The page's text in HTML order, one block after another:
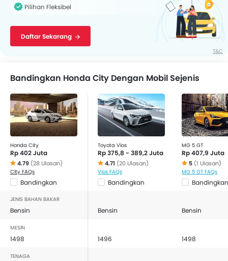
Pilihan Fleksibel
Daftar Sekarang
T&C
Bandingkan Honda City Dengan Mobil Sejenis
Honda City
Rp 402 Juta
4.79 (28 Ulasan)
City FAQs
Bandingkan
Toyota Vios
Rp 375,8 - 389,2 Juta
4.71 (20 Ulasan)
Vios FAQs
Bandingkan
MG 5 GT
Rp 407,9 Juta
5 (1 Ulasan)
MG 5 GT FAQs
Bandingkan
JENIS BAHAN BAKAR
Bensin Bensin Bensin
MESIN
1498 1496 1498
TENAGA